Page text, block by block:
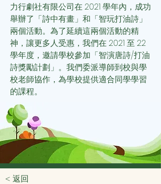
力行劇社有限公司在 2021 學年內，成功
舉辦了「詩中有畫」和「智玩打油詩」
兩個活動。為了延續這兩個活動的精
神，讓更多人受惠，我們在 2021 至 22
學年度，邀請學校參加「智演唐詩/打油
詩獎勵計劃」。我們委派導師到校與學
校老師協作，為學校提供適合同學學習
的課程。
< 返回